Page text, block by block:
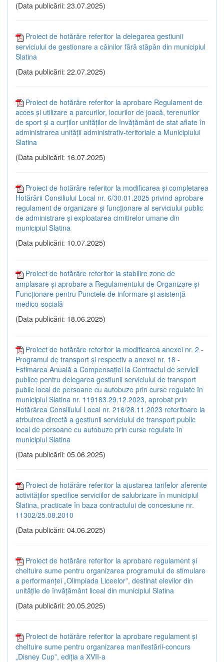
(Data publicării: 23.07.2025)
Proiect de hotărâre referitor la delegarea gestiunii
serviciului de gestionare a câinilor fără stăpân din municipiul
Slatina
(Data publicării: 22.07.2025)
Proiect de hotărâre referitor la aprobare Regulament de
acces și utilizare a parcurilor, locurilor de joacă, terenurilor
de sport și a curților unităților de învățământ de stat aflate în
administrarea unității administrativ-teritoriale a Municipiului
Slatina
(Data publicării: 16.07.2025)
Proiect de hotărâre referitor la modificarea și completarea
Hotărârii Consiliului Local nr. 6/30.01.2025 privind aprobare
regulament de organizare și funcționare al serviciului public
de administrare și exploatarea cimitirelor umane din
municipiul Slatina
(Data publicării: 10.07.2025)
Proiect de hotărâre referitor la stabilire zone de
amplasare și aprobare a Regulamentului de Organizare și
Funcționare pentru Punctele de informare și asistență
medico-socială
(Data publicării: 18.06.2025)
Proiect de hotărâre referitor la modificarea anexei nr. 2 -
Programul de transport și respectiv a anexei nr. 18 -
Estimarea Anuală a Compensației la Contractul de servicii
publice pentru delegarea gestiunii serviciului de transport
public local de persoane cu autobuze prin curse regulate în
municipiul Slatina nr. 119183.29.12.2023, aprobat prin
Hotărârea Consiliului Local nr. 216/28.11.2023 referitoare la
atrbuirea directă a gestiunii serviciului de transport public
local de persoane cu autobuze prin curse regulate în
municipiul Slatina
(Data publicării: 05.06.2025)
Proiect de hotărâre referitor la ajustarea tarifelor aferente
activităților specifice serviciilor de salubrizare în municipiul
Slatina, practicate în baza contractului de concesiune nr.
11302/25.08.2010
(Data publicării: 04.06.2025)
Proiect de hotărâre referitor la aprobare regulament și
cheltuire sume pentru organizarea programului de stimulare
a performanței „Olimpiada Liceelor”, destinat elevilor din
unitățile de învățământ liceal din municipiul Slatina
(Data publicării: 20.05.2025)
Proiect de hotărâre referitor la aprobare regulament și
cheltuire sume pentru organizarea manifestării-concurs
„Disney Cup”, ediția a XVII-a